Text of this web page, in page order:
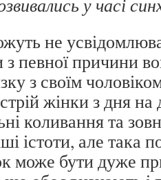
у часі
не
з певної причини
з своїм
жінки з дня
коливання та
істоти, але така
може бути дуже